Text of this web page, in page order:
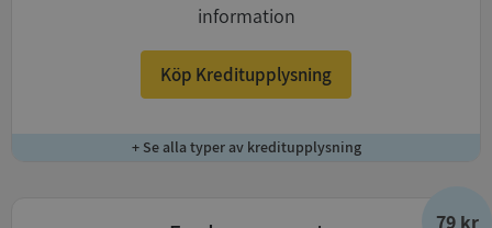
information
Köp Kreditupplysning
+ Se alla typer av kreditupplysning
79 kr